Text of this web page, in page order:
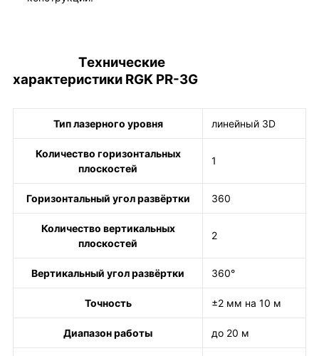
Технические
характеристики RGK PR-3G
Тип лазерного уровня линейный 3D
Количество горизонтальных
плоскостей
1
Горизонтальный угол развёртки 360
Количество вертикальных
плоскостей
2
Вертикальный угол развёртки 360°
Точность ±2 мм на 10 м
Диапазон работы до 20 м